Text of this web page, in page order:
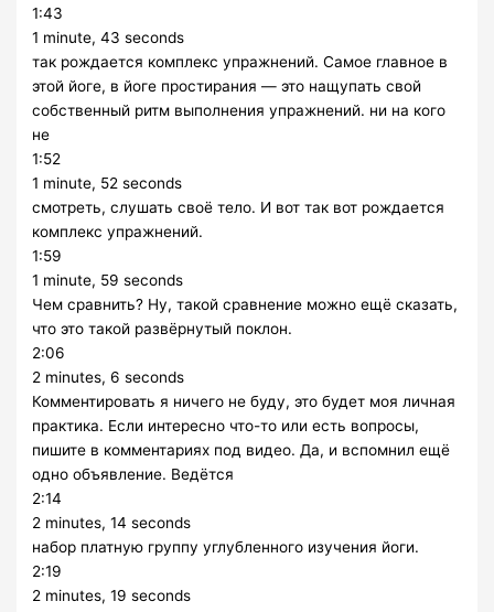
1:43
1 minute, 43 seconds
так рождается комплекс упражнений. Самое главное в
этой йоге, в йоге простирания — это нащупать свой
собственный ритм выполнения упражнений. ни на кого
не
1:52
1 minute, 52 seconds
смотреть, слушать своё тело. И вот так вот рождается
комплекс упражнений.
1:59
1 minute, 59 seconds
Чем сравнить? Ну, такой сравнение можно ещё сказать,
что это такой развёрнутый поклон.
2:06
2 minutes, 6 seconds
Комментировать я ничего не буду, это будет моя личная
практика. Если интересно что-то или есть вопросы,
пишите в комментариях под видео. Да, и вспомнил ещё
одно объявление. Ведётся
2:14
2 minutes, 14 seconds
набор платную группу углубленного изучения йоги.
2:19
2 minutes, 19 seconds